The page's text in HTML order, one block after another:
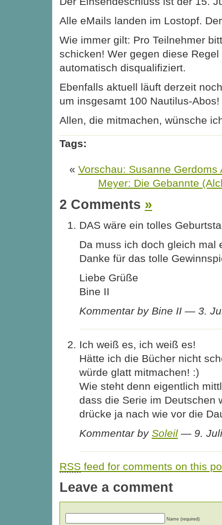
Alle eMails landen im Lostopf.
Wie immer gilt: Pro Teilnehmer
schicken! Wer gegen diese
automatisch disqualifiziert.
Ebenfalls aktuell läuft derzeit
um insgesamt 100 Nautilus-Abos!
Allen, die mitmachen, wünsche
Tags:
« Vorschau: Susanne Gerdoms
Meyer: Die Gebannte
2 Comments »
DAS wäre ein tolles
Da muss ich doch gleich mal
Danke für das tolle
Liebe Grüße
Bine II
Kommentar by Bine II — 3.
Ich weiß es, ich weiß es!
Hätte ich die Bücher nicht
würde glatt mitmachen! :)
Wie steht denn eigentlich
dass die Serie im Deutschen
drücke ja nach wie vor die
Kommentar by Soleil — 9.
RSS feed for comments on this
Leave a comment
Name (required)